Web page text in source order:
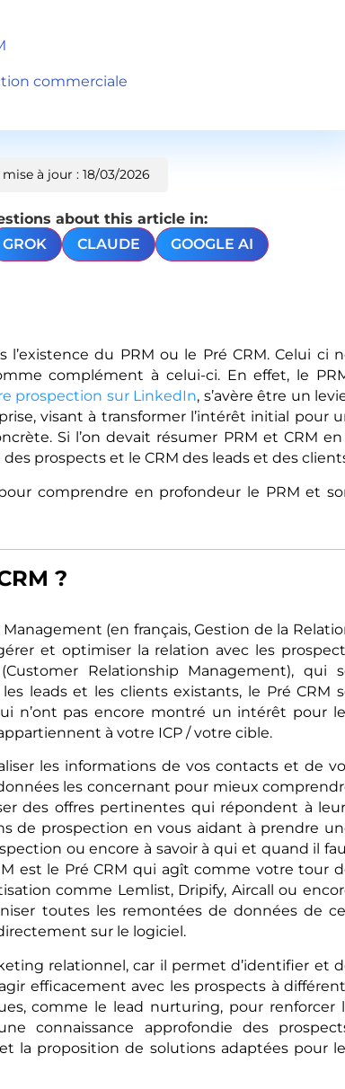
commerciale
à jour : 18/03/2026
about this article in:
GROK CLAUDE GOOGLE AI
du PRM ou le Pré CRM. Celui ci
complément à celui-ci. En effet, le
prospection sur LinkedIn, s’avère être un
visant à transformer l’intérêt initial pour
Si l’on devait résumer PRM et CRM en
des prospects et le CRM des leads et des
comprendre en profondeur le PRM et
?
(en français, Gestion de la
et optimiser la relation avec les
Relationship Management), qui
leads et les clients existants, le Pré CRM
n’ont pas encore montré un intérêt pour
à votre ICP / votre cible.
les informations de vos contacts et de
les concernant pour mieux
des offres pertinentes qui répondent à
de prospection en vous aidant à prendre
ou encore à savoir à qui et quand il
est le Pré CRM qui agît comme votre tour
comme Lemlist, Dripify, Aircall ou
toutes les remontées de données de
sur le logiciel.
relationnel, car il permet d’identifier et
efficacement avec les prospects à
comme le lead nurturing, pour renforcer
connaissance approfondie des
la proposition de solutions adaptées pour